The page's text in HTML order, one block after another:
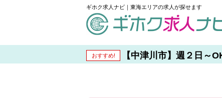
ギホク求人ナビ｜東海エリアの求人が探せます
おすすめ! 【中津川市】週２日～